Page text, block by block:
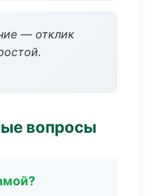
— отклик
вопросы